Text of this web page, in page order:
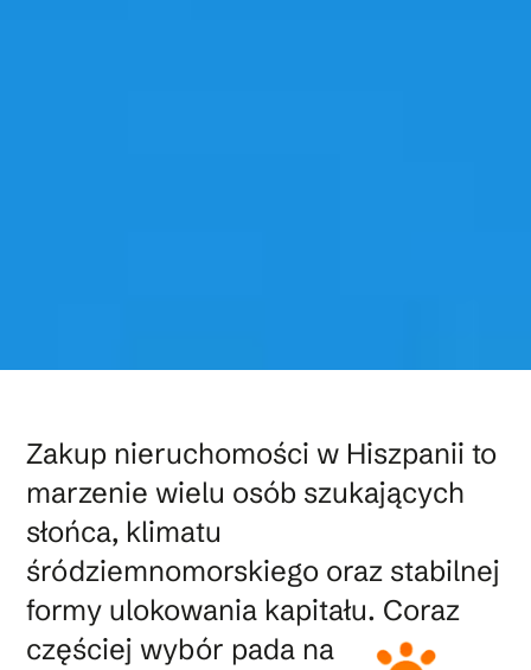
Zakup nieruchomości w Hiszpanii to
marzenie wielu osób szukających
słońca, klimatu
śródziemnomorskiego oraz stabilnej
formy ulokowania kapitału. Coraz
częściej wybór pada na